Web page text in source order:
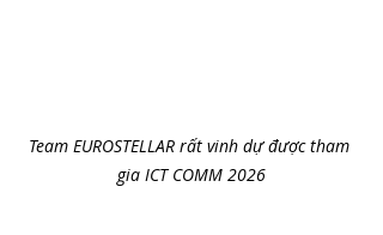
Team EUROSTELLAR rất vinh dự được tham
gia ICT COMM 2026